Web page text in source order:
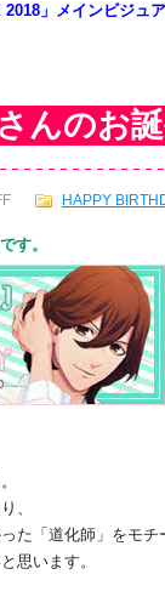
」メインビジュ
んのお誕
HAPPY
す。
、
た「道化師」をモチ
思います。